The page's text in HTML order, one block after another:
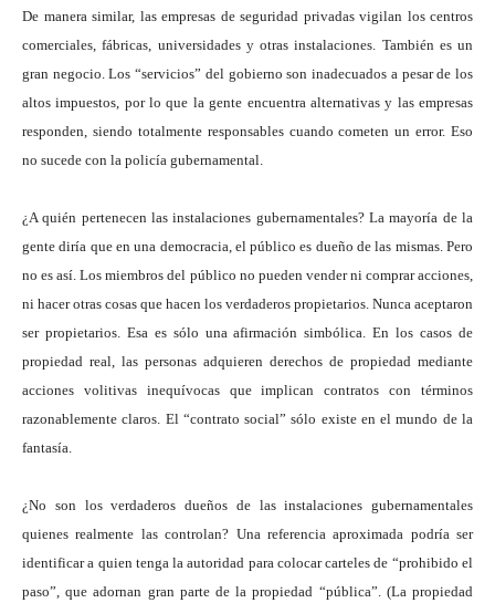
De manera similar, las empresas de seguridad privadas vigilan los centros
comerciales, fábricas, universidades y otras instalaciones. También es un
gran negocio. Los “servicios” del gobierno son inadecuados a pesar de los
altos impuestos, por lo que la gente encuentra alternativas y las empresas
responden, siendo totalmente responsables cuando cometen un error. Eso
no sucede con la policía gubernamental.
¿A quién pertenecen las instalaciones gubernamentales? La mayoría de la
gente diría que en una democracia, el público es dueño de las mismas. Pero
no es así. Los miembros del público no pueden vender ni comprar acciones,
ni hacer otras cosas que hacen los verdaderos propietarios. Nunca aceptaron
ser propietarios. Esa es sólo una afirmación simbólica. En los casos de
propiedad real, las personas adquieren derechos de propiedad mediante
acciones volitivas inequívocas que implican contratos con términos
razonablemente claros. El “contrato social” sólo existe en el mundo de la
fantasía.
¿No son los verdaderos dueños de las instalaciones gubernamentales
quienes realmente las controlan? Una referencia aproximada podría ser
identificar a quien tenga la autoridad para colocar carteles de “prohibido el
paso”, que adornan gran parte de la propiedad “pública”. (La propiedad